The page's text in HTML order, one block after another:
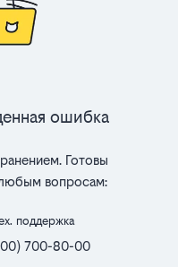
ошибка
Готовы
вопросам:
поддержка
700-80-00